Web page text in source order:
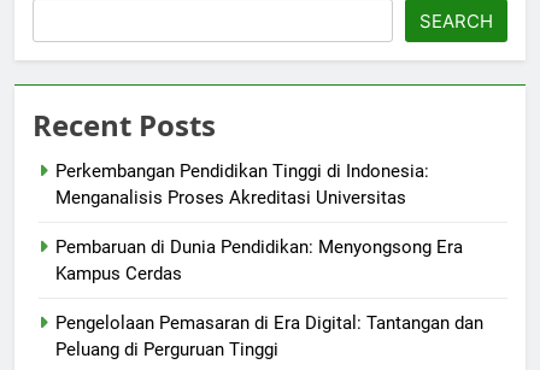
SEARCH
Recent Posts
Perkembangan Pendidikan Tinggi di Indonesia:
Menganalisis Proses Akreditasi Universitas
Pembaruan di Dunia Pendidikan: Menyongsong Era
Kampus Cerdas
Pengelolaan Pemasaran di Era Digital: Tantangan dan
Peluang di Perguruan Tinggi